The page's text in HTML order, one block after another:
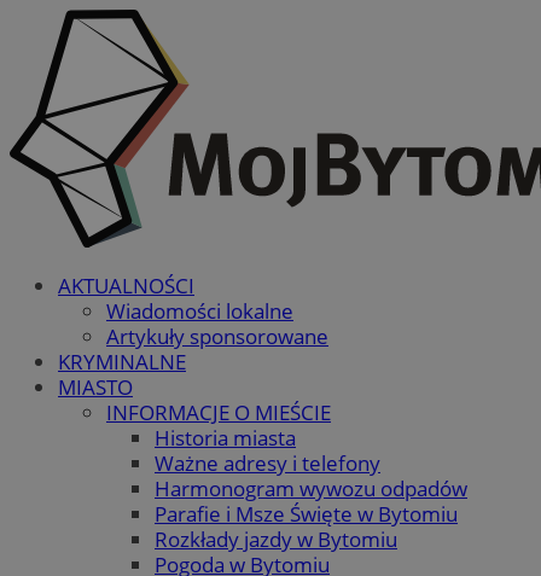
AKTUALNOŚCI
Wiadomości lokalne
Artykuły sponsorowane
KRYMINALNE
MIASTO
INFORMACJE O MIEŚCIE
Historia miasta
Ważne adresy i telefony
Harmonogram wywozu odpadów
Parafie i Msze Święte w Bytomiu
Rozkłady jazdy w Bytomiu
Pogoda w Bytomiu